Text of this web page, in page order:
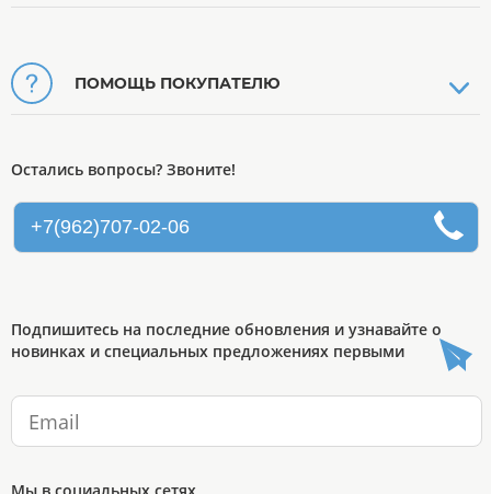
ПОМОЩЬ ПОКУПАТЕЛЮ
Остались вопросы? Звоните!
+7(962)707-02-06
Подпишитесь на последние обновления и узнавайте о
новинках и специальных предложениях первыми